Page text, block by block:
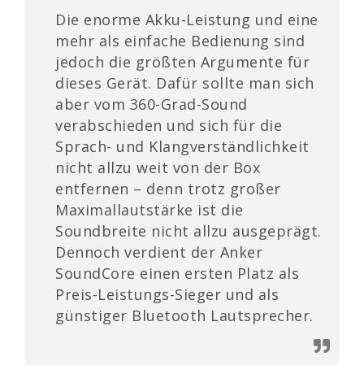
Die enorme Akku-Leistung und eine
mehr als einfache Bedienung sind
jedoch die größten Argumente für
dieses Gerät. Dafür sollte man sich
aber vom 360-Grad-Sound
verabschieden und sich für die
Sprach- und Klangverständlichkeit
nicht allzu weit von der Box
entfernen – denn trotz großer
Maximallautstärke ist die
Soundbreite nicht allzu ausgeprägt.
Dennoch verdient der Anker
SoundCore einen ersten Platz als
Preis-Leistungs-Sieger und als
günstiger Bluetooth Lautsprecher.